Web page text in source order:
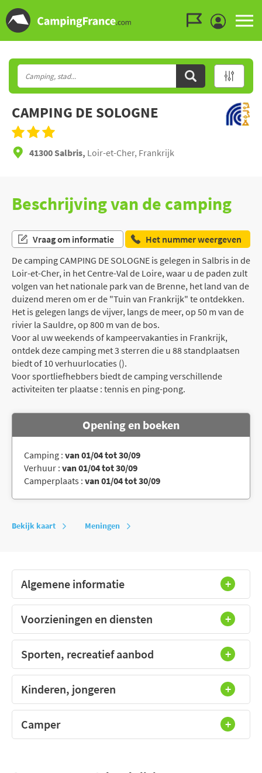
CAMPING DE SOLOGNE
41300 Salbris, Loir-et-Cher, Frankrijk
Beschrijving van de camping
Vraag om informatie
Het nummer weergeven
De camping CAMPING DE SOLOGNE is gelegen in Salbris in de
Loir-et-Cher, in het Centre-Val de Loire, waar u de paden zult
volgen van het nationale park van de Brenne, het land van de
duizend meren om er de "Tuin van Frankrijk" te ontdekken.
Het is gelegen langs de vijver, langs de meer, op 50 m van de
rivier la Sauldre, op 800 m van de bos.
Voor al uw weekends of kampeervakanties in Frankrijk,
ontdek deze camping met 3 sterren die u 88 standplaatsen
biedt of 10 verhuurlocaties ().
Voor sportliefhebbers biedt de camping verschillende
activiteiten ter plaatse : tennis en ping-pong.
Opening en boeken
Camping : van 01/04 tot 30/09
Verhuur : van 01/04 tot 30/09
Camperplaats : van 01/04 tot 30/09
Bekijk kaart Meningen
Algemene informatie
Voorzieningen en diensten
Sporten, recreatief aanbod
Kinderen, jongeren
Camper